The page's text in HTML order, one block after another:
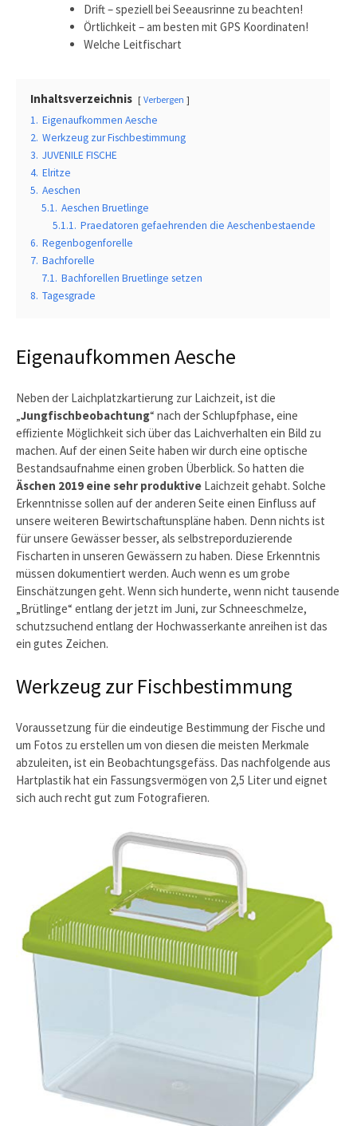
Drift – speziell bei Seeausrinne zu beachten!
Örtlichkeit – am besten mit GPS Koordinaten!
Welche Leitfischart
Inhaltsverzeichnis Verbergen
1. Eigenaufkommen Aesche
2. Werkzeug zur Fischbestimmung
3. JUVENILE FISCHE
4. Elritze
5. Aeschen
5.1. Aeschen Bruetlinge
5.1.1. Praedatoren gefaehrenden die Aeschenbestaende
6. Regenbogenforelle
7. Bachforelle
7.1. Bachforellen Bruetlinge setzen
8. Tagesgrade
Eigenaufkommen Aesche
Neben der Laichplatzkartierung zur Laichzeit, ist die
„Jungfischbeobachtung“ nach der Schlupfphase, eine
effiziente Möglichkeit sich über das Laichverhalten ein Bild zu
machen. Auf der einen Seite haben wir durch eine optische
Bestandsaufnahme einen groben Überblick. So hatten die
Äschen 2019 eine sehr produktive Laichzeit gehabt. Solche
Erkenntnisse sollen auf der anderen Seite einen Einfluss auf
unsere weiteren Bewirtschaftunspläne haben. Denn nichts ist
für unsere Gewässer besser, als selbstreporduzierende
Fischarten in unseren Gewässern zu haben. Diese Erkenntnis
müssen dokumentiert werden. Auch wenn es um grobe
Einschätzungen geht. Wenn sich hunderte, wenn nicht tausende
„Brütlinge“ entlang der jetzt im Juni, zur Schneeschmelze,
schutzsuchend entlang der Hochwasserkante anreihen ist das
ein gutes Zeichen.
Werkzeug zur Fischbestimmung
Voraussetzung für die eindeutige Bestimmung der Fische und
um Fotos zu erstellen um von diesen die meisten Merkmale
abzuleiten, ist ein Beobachtungsgefäss. Das nachfolgende aus
Hartplastik hat ein Fassungsvermögen von 2,5 Liter und eignet
sich auch recht gut zum Fotografieren.